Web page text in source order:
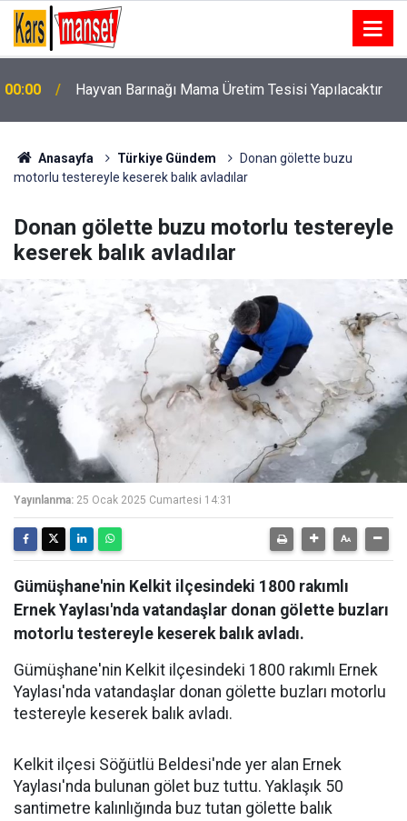
23:53
Çorum’da elini yem karma makinesine kaptıran çiftçi
yaralandı
Anasayfa Türkiye Gündem
Donan gölette buzu
motorlu testereyle keserek balık avladılar
Donan gölette buzu motorlu testereyle
keserek balık avladılar
Yayınlanma: 25 Ocak 2025 Cumartesi 14:31
Gümüşhane'nin Kelkit ilçesindeki 1800 rakımlı
Ernek Yaylası'nda vatandaşlar donan gölette buzları
motorlu testereyle keserek balık avladı.
Gümüşhane'nin Kelkit ilçesindeki 1800 rakımlı Ernek
Yaylası'nda vatandaşlar donan gölette buzları motorlu
testereyle keserek balık avladı.
Kelkit ilçesi Söğütlü Beldesi'nde yer alan Ernek
Yaylası'nda bulunan gölet buz tuttu. Yaklaşık 50
santimetre kalınlığında buz tutan gölette balık